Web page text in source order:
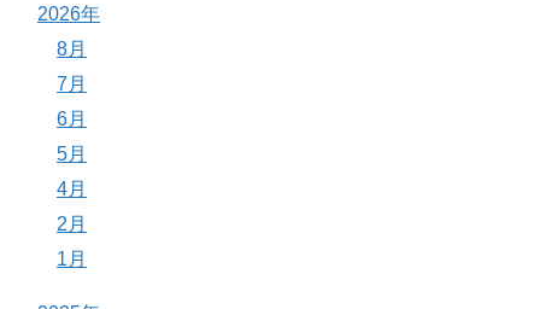
2026年
8月
7月
6月
5月
4月
2月
1月